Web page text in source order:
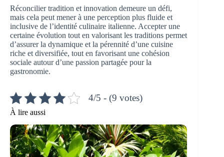
Réconcilier tradition et innovation demeure un défi,
mais cela peut mener à une perception plus fluide et
inclusive de l’identité culinaire italienne. Accepter une
certaine évolution tout en valorisant les traditions permet
d’assurer la dynamique et la pérennité d’une cuisine
riche et diversifiée, tout en favorisant une cohésion
sociale autour d’une passion partagée pour la
gastronomie.
4/5 - (9 votes)
À lire aussi